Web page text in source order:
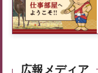
広報メディア